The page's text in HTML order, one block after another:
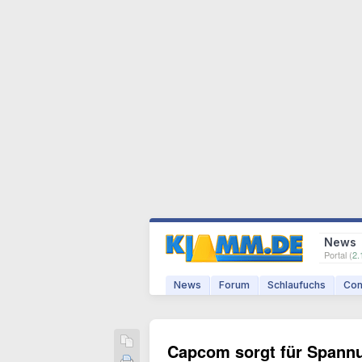
News
Portal (
News Forum Schlaufuchs
Capcom sorgt für